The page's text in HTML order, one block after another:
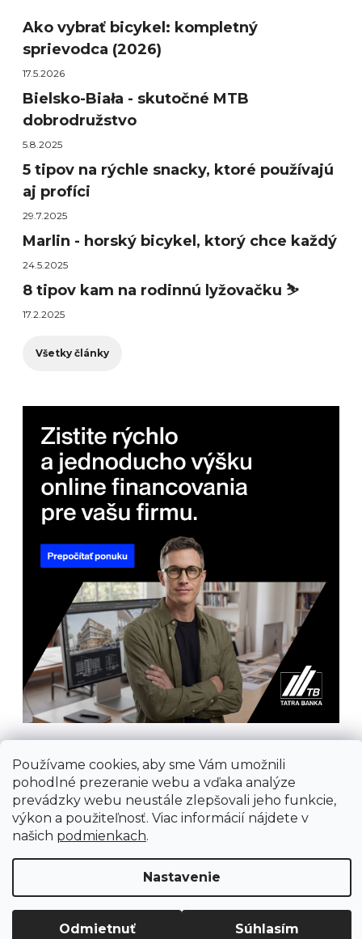
Používame cookies, aby sme Vám umožnili
pohodlné prezeranie webu a vďaka analýze
prevádzky webu neustále zlepšovali jeho funkcie,
výkon a použiteľnosť. Viac informácií nájdete v
našich podmienkach.
Nastavenie
Odmietnuť Súhlasím
Ako vybrať bicykel: kompletný
sprievodca (2026)
17.5.2026
Bielsko-Biała - skutočné MTB
dobrodružstvo
5.8.2025
5 tipov na rýchle snacky, ktoré používajú
aj profíci
29.7.2025
Marlin - horský bicykel, ktorý chce každý
24.5.2025
8 tipov kam na rodinnú lyžovačku ⛷️
17.2.2025
Všetky články
Prijímame online platby
Vytvoril Shoptet